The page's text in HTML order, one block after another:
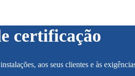
certificação
aos seus clientes e às